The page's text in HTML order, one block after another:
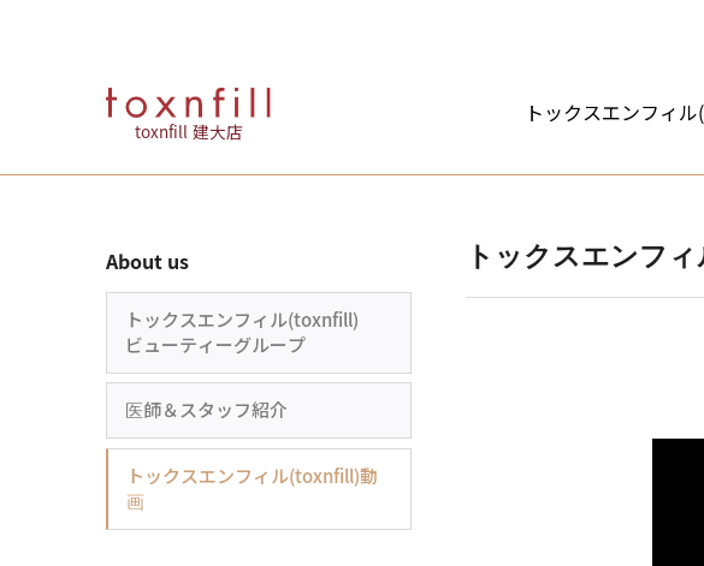
toxnfill 建大店
トックスエンフィ
About us
トックスエンフィル(toxnfill)
ビューティーグループ
医師＆スタッフ紹介
トックスエンフィル(toxnfill)動
画
トックスエンフ